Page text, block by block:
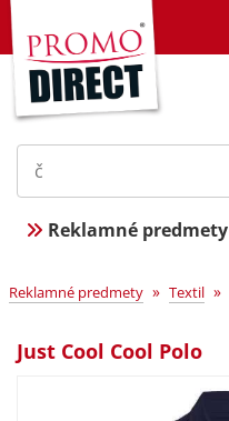
Reklamné predmety
Reklamné predmety » Textil »
Just Cool Cool Polo